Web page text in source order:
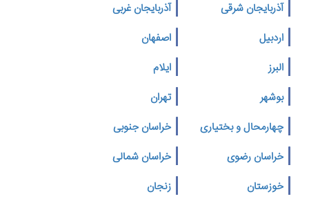
آذربایجان شرقی
آذربایجان غربی
اردبیل
اصفهان
البرز
ایلام
بوشهر
تهران
چهارمحال و بختیاری
خراسان جنوبی
خراسان رضوی
خراسان شمالی
خوزستان
زنجان